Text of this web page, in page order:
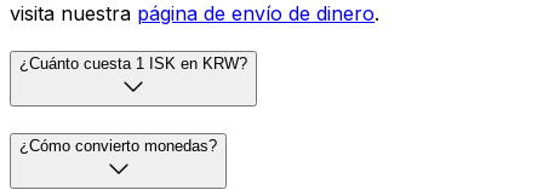
visita nuestra página de envío de dinero.
¿Cuánto cuesta 1 ISK en KRW?
¿Cómo convierto monedas?